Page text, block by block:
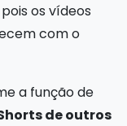
pois os vídeos
com o
a função de
de outros